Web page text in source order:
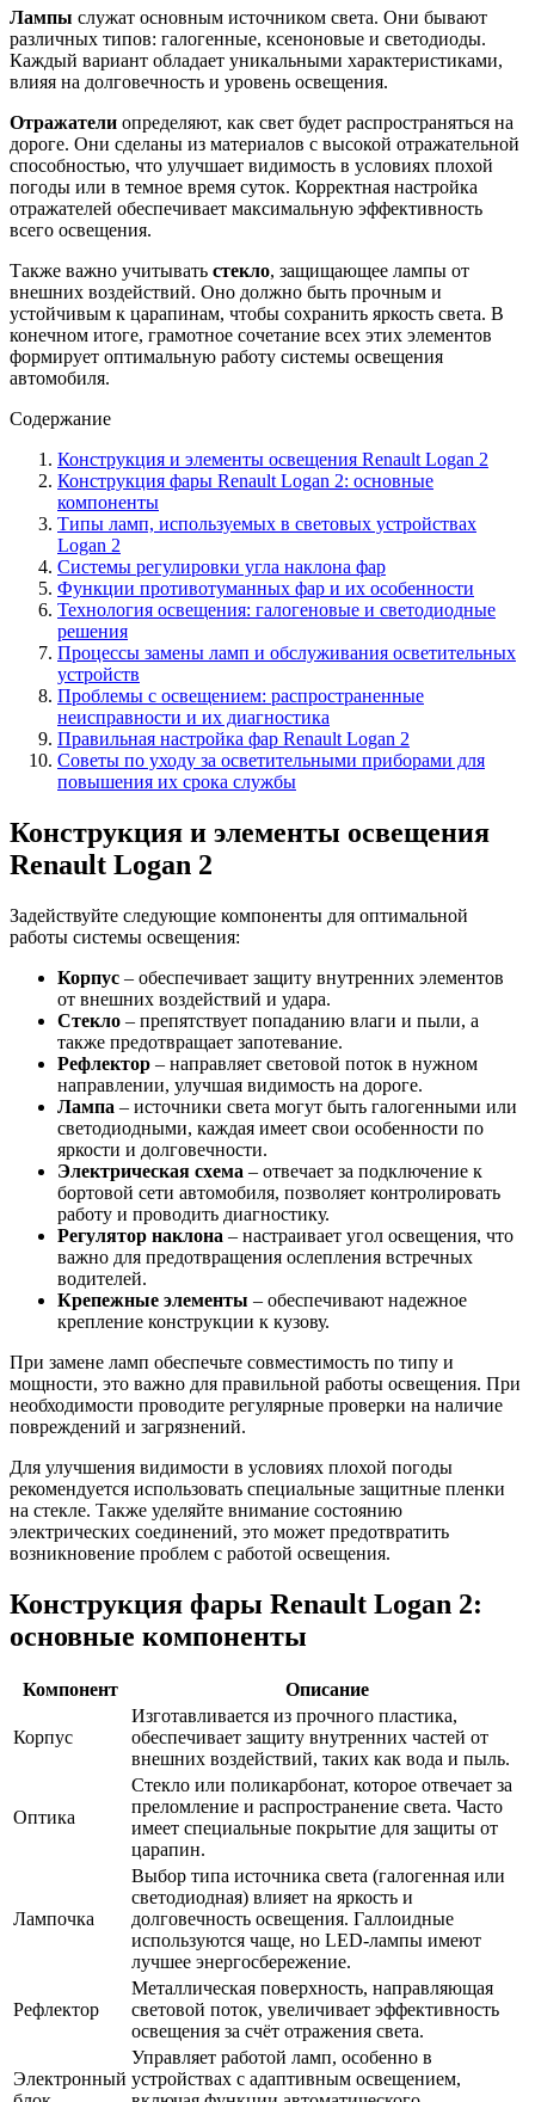
Лампы служат основным источником света. Они бывают
различных типов: галогенные, ксеноновые и светодиоды.
Каждый вариант обладает уникальными характеристиками,
влияя на долговечность и уровень освещения.
Отражатели определяют, как свет будет распространяться на
дороге. Они сделаны из материалов с высокой отражательной
способностью, что улучшает видимость в условиях плохой
погоды или в темное время суток. Корректная настройка
отражателей обеспечивает максимальную эффективность
всего освещения.
Также важно учитывать стекло, защищающее лампы от
внешних воздействий. Оно должно быть прочным и
устойчивым к царапинам, чтобы сохранить яркость света. В
конечном итоге, грамотное сочетание всех этих элементов
формирует оптимальную работу системы освещения
автомобиля.
Содержание
Конструкция и элементы освещения Renault Logan 2
Конструкция фары Renault Logan 2: основные
компоненты
Типы ламп, используемых в световых устройствах
Logan 2
Системы регулировки угла наклона фар
Функции противотуманных фар и их особенности
Технология освещения: галогеновые и светодиодные
решения
Процессы замены ламп и обслуживания осветительных
устройств
Проблемы с освещением: распространенные
неисправности и их диагностика
Правильная настройка фар Renault Logan 2
Советы по уходу за осветительными приборами для
повышения их срока службы
Конструкция и элементы освещения
Renault Logan 2
Задействуйте следующие компоненты для оптимальной
работы системы освещения:
Корпус – обеспечивает защиту внутренних элементов
от внешних воздействий и удара.
Стекло – препятствует попаданию влаги и пыли, а
также предотвращает запотевание.
Рефлектор – направляет световой поток в нужном
направлении, улучшая видимость на дороге.
Лампа – источники света могут быть галогенными или
светодиодными, каждая имеет свои особенности по
яркости и долговечности.
Электрическая схема – отвечает за подключение к
бортовой сети автомобиля, позволяет контролировать
работу и проводить диагностику.
Регулятор наклона – настраивает угол освещения, что
важно для предотвращения ослепления встречных
водителей.
Крепежные элементы – обеспечивают надежное
крепление конструкции к кузову.
При замене ламп обеспечьте совместимость по типу и
мощности, это важно для правильной работы освещения. При
необходимости проводите регулярные проверки на наличие
повреждений и загрязнений.
Для улучшения видимости в условиях плохой погоды
рекомендуется использовать специальные защитные пленки
на стекле. Также уделяйте внимание состоянию
электрических соединений, это может предотвратить
возникновение проблем с работой освещения.
Конструкция фары Renault Logan 2:
основные компоненты
Компонент Описание
Корпус
Изготавливается из прочного пластика,
обеспечивает защиту внутренних частей от
внешних воздействий, таких как вода и пыль.
Оптика
Стекло или поликарбонат, которое отвечает за
преломление и распространение света. Часто
имеет специальные покрытие для защиты от
царапин.
Лампочка
Выбор типа источника света (галогенная или
светодиодная) влияет на яркость и
долговечность освещения. Галлоидные
используются чаще, но LED-лампы имеют
лучшее энергосбережение.
Рефлектор
Металлическая поверхность, направляющая
световой поток, увеличивает эффективность
освещения за счёт отражения света.
Электронный
Управляет работой ламп, особенно в
устройствах с адаптивным освещением,